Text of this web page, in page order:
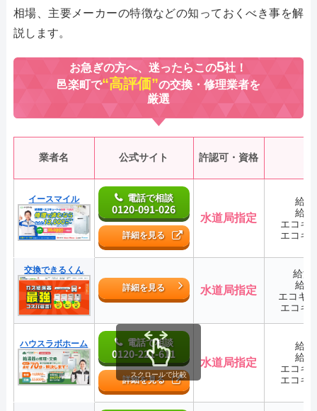
相場、主要メーカーの特徴などの知っておくべき事を解
説します。
お急ぎの方へ、迷ったらこの5社！
邑楽町で“高評価”の交換・修理業者を
厳選
業者名 公式サイト 許認可・資格
イースマイル 電話で相談
0120-091-026
詳細を見る
水道局指定
給
給
エコキ
エコキ
交換できるくん
詳細を見る
水道局指定
給湯
給
エコキ
エコキ
ハウスラボホーム 電話で相談
0120-221-611
詳細を見る
水道局指定
給
給
エコキ
エコキ
スクロールで比較